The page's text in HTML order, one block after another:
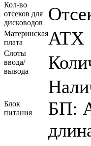
Кол-во
отсеков для
дисководов
Материнская
плата
ATX
Слоты
ввода/
вывода
Блок
питания
БП: